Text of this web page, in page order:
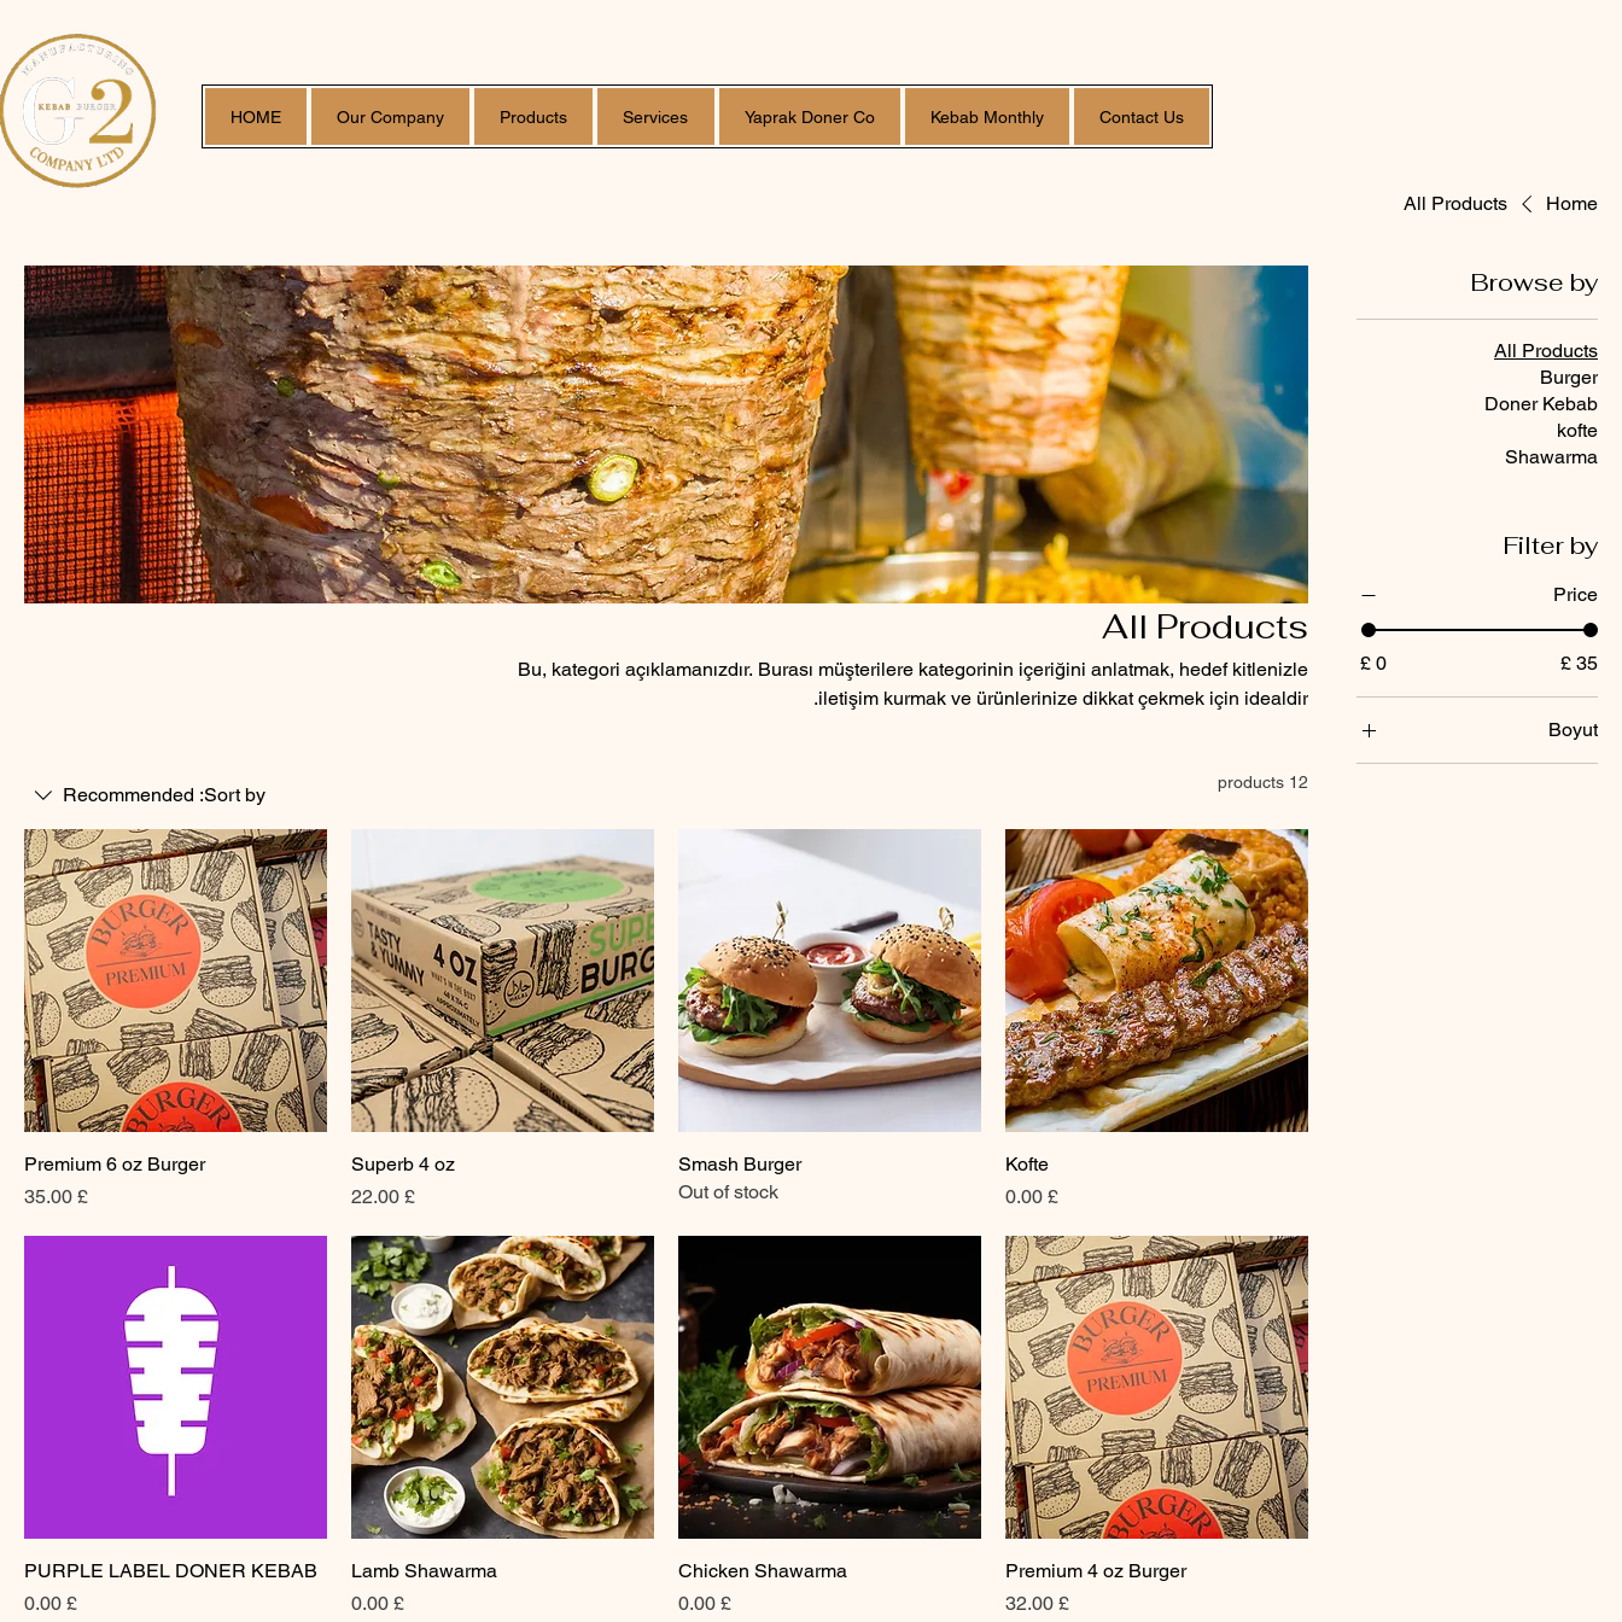
HOME Our Company Products Services Yaprak Doner Co Kebab Monthly Contact Us
Home
All Products
Browse by
All Products
Burger
Doner Kebab
kofte
Shawarma
Filter by
Price
0 £ 35 £
Boyut
20 LBS
All Products
Bu, kategori açıklamanızdır. Burası müşterilere kategorinin içeriğini anlatmak, hedef kitlenizle
iletişim kurmak ve ürünlerinize dikkat çekmek için idealdir.
12 products
Sort by:
Recommended
Kofte
Price
£ 0.00
Smash Burger
Out of stock
Superb 4 oz
Price
£ 22.00
Premium 6 oz Burger
Price
£ 35.00
Premium 4 oz Burger
Price
£ 32.00
Chicken Shawarma
Price
£ 0.00
Lamb Shawarma
Price
£ 0.00
PURPLE LABEL DONER KEBAB
Price
£ 0.00